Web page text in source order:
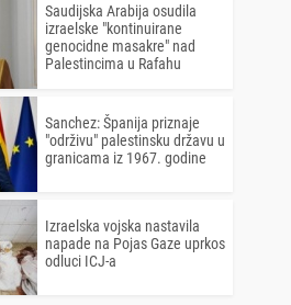
Saudijska Arabija osudila
izraelske "kontinuirane
genocidne masakre" nad
Palestincima u Rafahu
Sanchez: Španija priznaje
"održivu" palestinsku državu u
granicama iz 1967. godine
Izraelska vojska nastavila
napade na Pojas Gaze uprkos
odluci ICJ-a